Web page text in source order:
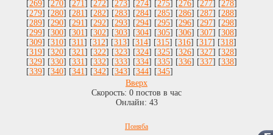
[269] [270] [271] [272] [273] [274] [275] [276] [277] [278]
[279] [280] [281] [282] [283] [284] [285] [286] [287] [288]
[289] [290] [291] [292] [293] [294] [295] [296] [297] [298]
[299] [300] [301] [302] [303] [304] [305] [306] [307] [308]
[309] [310] [311] [312] [313] [314] [315] [316] [317] [318]
[319] [320] [321] [322] [323] [324] [325] [326] [327] [328]
[329] [330] [331] [332] [333] [334] [335] [336] [337] [338]
[339] [340] [341] [342] [343] [344] [345]
Вверх
Скорость: 0 постов в час
Онлайн: 43
Поняба